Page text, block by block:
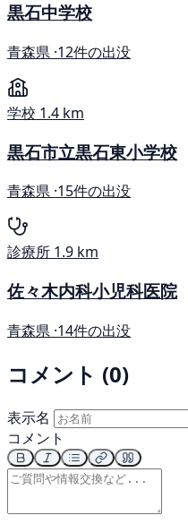
黒石中学校
青森県 ·12件の出没
学校 1.4 km
黒石市立黒石東小学校
青森県 ·15件の出没
診療所 1.9 km
佐々木内科小児科医院
青森県 ·14件の出没
コメント (0)
表示名
コメント